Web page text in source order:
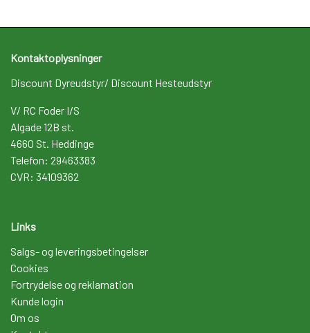
Kontaktoplysninger
Discount Dyreudstyr/ Discount Hesteudstyr
V/ RC Foder I/S
Algade 12B st.
4660 St. Heddinge
Telefon: 29463383
CVR: 34109362
Links
Salgs- og leveringsbetingelser
Cookies
Fortrydelse og reklamation
Kunde login
Om os